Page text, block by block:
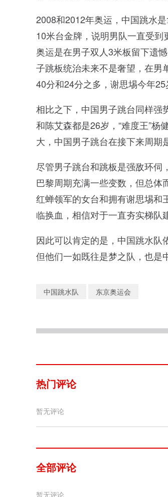
2008和2012年奥运，中国跳水
10米台金牌，说明男队一直受
奥运是在男子双人3米板留下遗
子跳板统治未来不是奢望，在男
40分和24分之多，谢思埸今年
相比之下，中国男子跳台同样强
和陈艾森都是26岁，“难度王”
大，中国男子跳台在接下来周期
尽管男子跳台和跳板是强敌环伺
巴黎周期充满一些变数，但总体
红蝉领军的女台和拥有谢思埸和
临换血，相信对于一直夯实梯队
因此可以肯定的是，中国跳水队
但他们一如既往是梦之队，也是
中国跳水队 东京奥运会
热门评论
暂无评论
全部评论
暂无评论